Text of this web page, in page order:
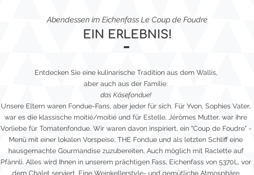
Abendessen im Eichenfass Le Coup de Foudre
EIN ERLEBNIS!
Entdecken Sie eine kulinarische Tradition aus dem Wallis,
aber auch aus der Familie:
das Käsefondue!
Unsere Eltern waren Fondue-Fans, aber jeder für sich. Für Yvon, Sophies Vater,
war es die klassische moitié/moitié und für Estelle, Jérômes Mutter, war ihre
Vorliebe für Tomatenfondue. Wir waren davon inspiriert, ein "Coup de Foudre" -
Menü mit einer lokalen Vorspeise, THE Fondue und als letzten Schliff eine
hausgemachte Gourmandise zuzubereiten, Auch möglich mit Raclette auf
Pfännli. Alles wird Ihnen in unserem prächtigen Fass, Eichenfass von 5370L, vor
dem Chalet serviert. Eine Weinkellerstyle- und gemütliche Atmosphäre